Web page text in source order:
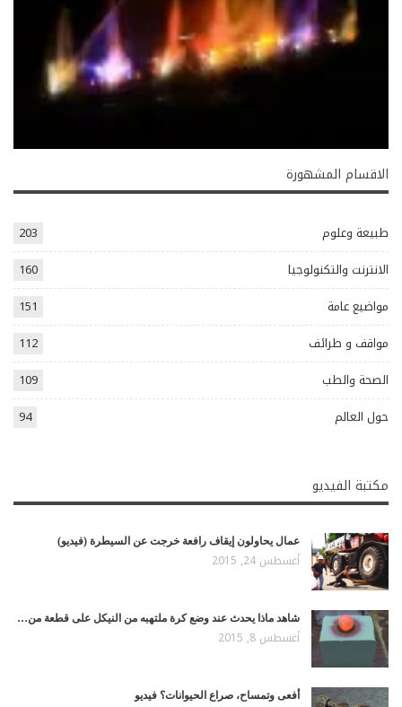
الاقسام المشهورة
طبيعة وعلوم
203
الانترنت والتكنولوجيا
160
مواضيع عامة
151
مواقف و طرائف
112
الصحة والطب
109
حول العالم
94
مكتبة الفيديو
عمال يحاولون إيقاف رافعة خرجت عن السيطرة (فيديو)
أغسطس 24, 2015
شاهد ماذا يحدث عند وضع كرة ملتهبه من النيكل على قطعة من…
أغسطس 8, 2015
أفعى وتمساح، صراع الحيوانات؟ فيديو